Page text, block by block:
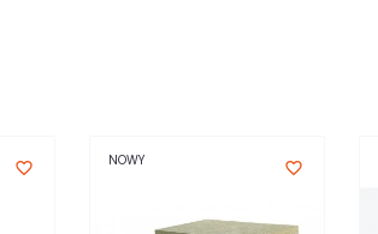
favorite_border NOWY favorite_border